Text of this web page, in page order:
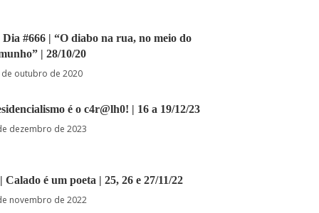
#666 | “O diabo na rua, no meio do
| 28/10/20
outubro de 2020
é o c4r@lh0! | 16 a 19/12/23
dezembro de 2023
Calado é um poeta | 25, 26 e 27/11/22
novembro de 2022